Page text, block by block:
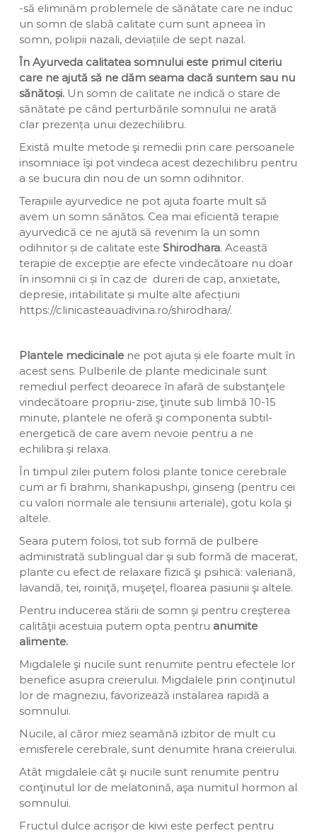
-să eliminăm problemele de sănătate care ne induc
un somn de slabă calitate cum sunt apneea în
somn, polipii nazali, deviațiile de sept nazal.
În Ayurveda calitatea somnului este primul citeriu
care ne ajută să ne dăm seama dacă suntem sau nu
sănătoși. Un somn de calitate ne indică o stare de
sănătate pe când perturbările somnului ne arată
clar prezența unui dezechilibru.
Există multe metode şi remedii prin care persoanele
insomniace îşi pot vindeca acest dezechilibru pentru
a se bucura din nou de un somn odihnitor.
Terapiile ayurvedice ne pot ajuta foarte mult să
avem un somn sănătos. Cea mai eficientă terapie
ayurvedică ce ne ajută să revenim la un somn
odihnitor și de calitate este Shirodhara. Această
terapie de excepție areefecte vindecătoare nu doar
în insomnii ci și în caz de dureri de cap, anxietate,
depresie, iritabilitate și multe alte afecțiuni
https://clinicasteauadivina.ro/shirodhara/.
Plantele medicinalene pot ajuta și ele foarte mult în
acest sens. Pulberile de plante medicinale sunt
remediul perfect deoarece în afară de substanţele
vindecătoare propriu-zise, ţinute sub limbă 10-15
minute, plantele ne oferă şi componenta subtil-
energetică de care avem nevoie pentru a ne
echilibra şi relaxa.
În timpul zilei putem folosi plante tonice cerebrale
cum ar fi brahmi, shankapushpi, ginseng (pentru cei
cu valori normale ale tensiunii arteriale), gotu kola şi
altele.
Seara putem folosi, tot sub formă de pulbere
administrată sublingual dar şi sub formă de macerat,
plante cu efect de relaxare fizică şi psihică: valeriană,
lavandă, tei, roiniţă, muşeţel, floarea pasiunii şi altele.
Pentru inducerea stării de somn şi pentru creşterea
calităţii acestuia putem opta pentru anumite
alimente.
Migdalele şi nucile sunt renumite pentru efectele lor
benefice asupra creierului. Migdalele prin conţinutul
lor de magneziu, favorizează instalarea rapidă a
somnului.
Nucile, al căror miez seamănă izbitor de mult cu
emisferele cerebrale, sunt denumite hrana creierului.
Atât migdalele cât şi nucile sunt renumite pentru
conţinutul lor de melatonină, aşa numitul hormon al
somnului.
Fructul dulce acrişor de kiwi este perfect pentru